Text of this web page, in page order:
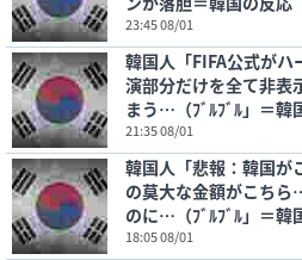
23:45 08/01
韓国人「FIFA公式が
演部分だけを全て非表
まう…（ﾌﾞﾙﾌﾞﾙ」＝韓
21:35 08/01
韓国人「悲報：韓国が
の莫大な金額がこち
のに…（ﾌﾞﾙﾌﾞﾙ」＝韓
18:05 08/01